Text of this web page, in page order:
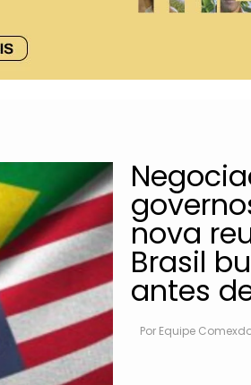
nova
Brasil
antes
Por Equipe